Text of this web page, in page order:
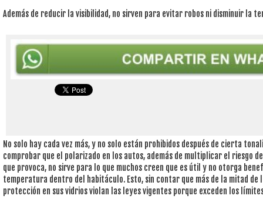
Además de reducir la visibilidad, no sirven para evitar robos ni disminuir la
No solo hay cada vez más, y no solo están prohibidos después de cierta
comprobar que el polarizado en los autos, además de multiplicar el riesgo
que provoca, no sirve para lo que muchos creen que es útil y no otorga
temperatura dentro del habitáculo. Esto, sin contar que más de la mitad de
protección en sus vidrios violan las leyes vigentes porque exceden los